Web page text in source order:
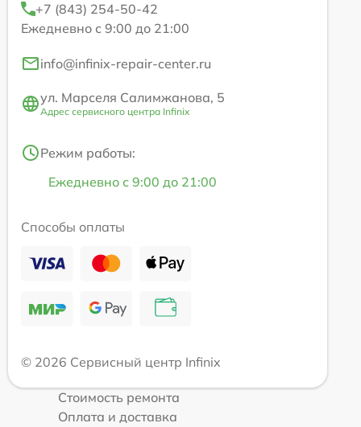
+7 (843) 254-50-42
Ежедневно с 9:00 до 21:00
info@infinix-repair-center.ru
ул. Марселя Салимжанова, 5
Адрес сервисного центра Infinix
Режим работы:
Ежедневно с 9:00 до 21:00
Способы оплаты
© 2026 Сервисный центр Infinix
Стоимость ремонта
Оплата и доставка